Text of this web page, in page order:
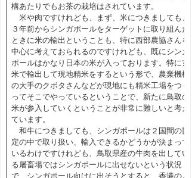
構あたりでもお茶の栽培はされています。
米や肉ですけれども、まず、米につきましても、
３年前からシンガポールをターゲットに取り組んだ
ときに米の輸出ということも、特に西部農協さんを
中心に考えておられるのですけれども、既にシンガ
ポールはかなり日本の米が入っております。特に玄
米で輸出して現地精米をするという形で、農業機械
の大手のクボタさんなどが現地にも精米工場をつく
ってそこでやっているということで、新たに鳥取の
米が参入していくということが非常に難しいと考え
ています。
和牛につきましても、シンガポールは２国間の協
定の中で取り扱い、輸入できるかどうかが決まって
いるわけですけれども、鳥取県産の牛肉を出してい
る屠畜場ではシンガポールに出せないという状況
で、シンガポール向けに出そうとすると、香港のよ